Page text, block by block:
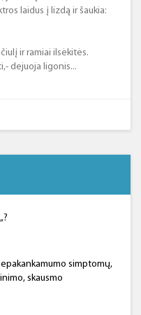
laidus į lizdą ir šaukia:
ir ramiai ilsėkitės.
dejuoja ligonis...
simptomų,
skausmo